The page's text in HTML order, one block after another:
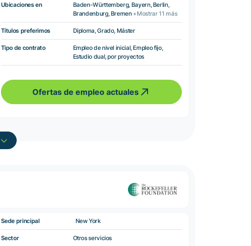
Ubicaciones en
Baden-Württemberg, Bayern, Berlin,
Brandenburg, Bremen +Mostrar 11 más
Títulos preferimos Diploma, Grado, Máster
Tipo de contrato
Empleo de nivel inicial, Empleo fijo,
Estudio dual, por proyectos
Ofertas de empleo actuales
Sede principal New York
Sector Otros servicios